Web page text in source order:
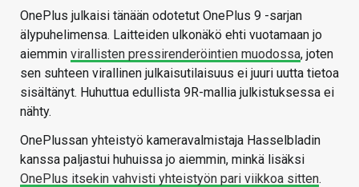
OnePlus julkaisi tänään odotetut OnePlus 9 -sarjan
älypuhelimensa. Laitteiden ulkonäkö ehti vuotamaan jo
aiemmin virallisten pressirenderöintien muodossa, joten
sen suhteen virallinen julkaisutilaisuus ei juuri uutta tietoa
sisältänyt. Huhuttua edullista 9R-mallia julkistuksessa ei
nähty.
OnePlussan yhteistyö kameravalmistaja Hasselbladin
kanssa paljastui huhuissa jo aiemmin, minkä lisäksi
OnePlus itsekin vahvisti yhteistyön pari viikkoa sitten.